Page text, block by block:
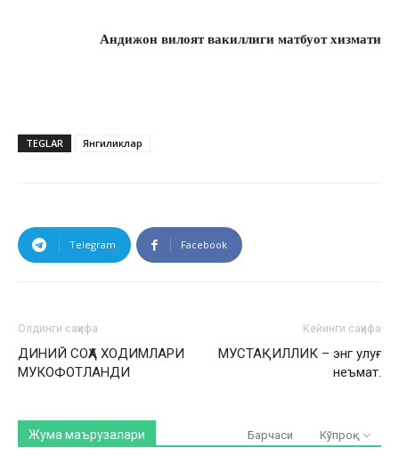
Андижон вилоят вакиллиги матбуот хизмати
TEGLAR Янгиликлар
Telegram Facebook
Олдинги саҳифа
ДИНИЙ СОҲА ХОДИМЛАРИ
МУКОФОТЛАНДИ
Кейинги саҳифа
МУСТАҚИЛЛИК – энг улуғ
неъмат.
Жума маърузалари Барчаси Кўпроқ